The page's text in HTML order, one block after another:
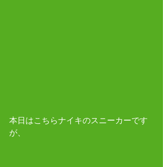
本日はこちらナイキのスニーカーです
が、